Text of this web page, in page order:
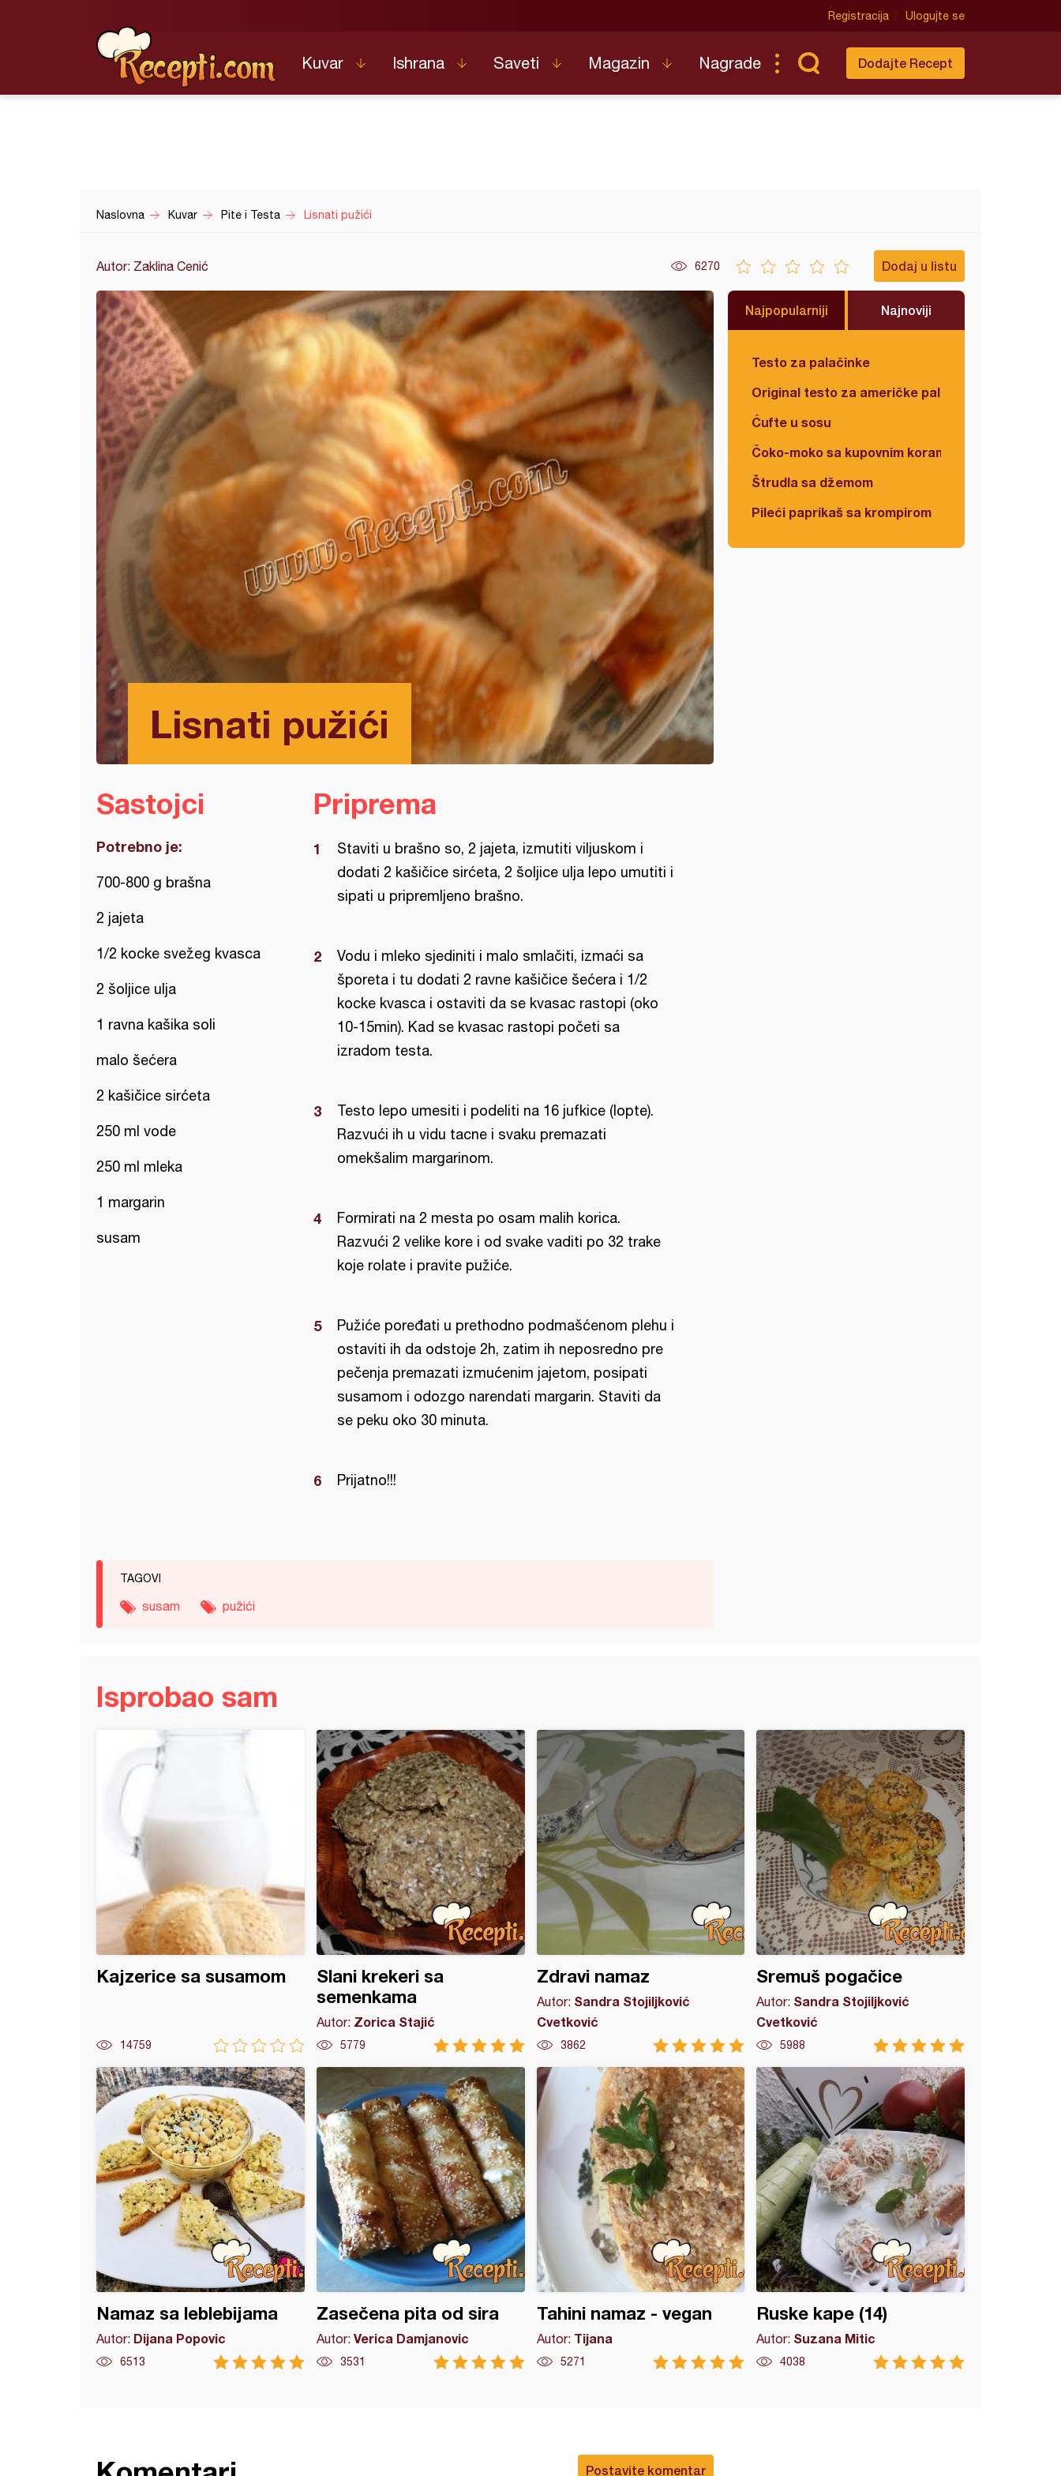
Registracija Ulogujte se
Kuvar Ishrana Saveti Magazin Nagrade Dodajte Recept
Naslovna Kuvar Pite i Testa Lisnati pužići
Autor: Zaklina Cenić 6270 Dodaj u listu
Lisnati pužići
Najpopularniji Najnoviji
Testo za palačinke
Original testo za američke palačinke
Ćufte u sosu
Čoko-moko sa kupovnim korama
Štrudla sa džemom
Pileći paprikaš sa krompirom
Sastojci
Potrebno je:
700-800 g brašna
2 jajeta
1/2 kocke svežeg kvasca
2 šoljice ulja
1 ravna kašika soli
malo šećera
2 kašičice sirćeta
250 ml vode
250 ml mleka
1 margarin
susam
Priprema
Staviti u brašno so, 2 jajeta, izmutiti viljuskom i
dodati 2 kašičice sirćeta, 2 šoljice ulja lepo umutiti i
sipati u pripremljeno brašno.
Vodu i mleko sjediniti i malo smlačiti, izmaći sa
šporeta i tu dodati 2 ravne kašičice šećera i 1/2
kocke kvasca i ostaviti da se kvasac rastopi (oko
10-15min). Kad se kvasac rastopi početi sa
izradom testa.
Testo lepo umesiti i podeliti na 16 jufkice (lopte).
Razvući ih u vidu tacne i svaku premazati
omekšalim margarinom.
Formirati na 2 mesta po osam malih korica.
Razvući 2 velike kore i od svake vaditi po 32 trake
koje rolate i pravite pužiće.
Pužiće poređati u prethodno podmašćenom plehu i
ostaviti ih da odstoje 2h, zatim ih neposredno pre
pečenja premazati izmućenim jajetom, posipati
susamom i odozgo narendati margarin. Staviti da
se peku oko 30 minuta.
Prijatno!!!
TAGOVI
susam pužići
Isprobao sam
Kajzerice sa susamom
14759
Slani krekeri sa
semenkama
Autor: Zorica Stajić
5779
Zdravi namaz
Autor: Sandra Stojiljković
Cvetković
3862
Sremuš pogačice
Autor: Sandra Stojiljković
Cvetković
5988
Namaz sa leblebijama
Autor: Dijana Popovic
6513
Zasečena pita od sira
Autor: Verica Damjanovic
3531
Tahini namaz - vegan
Autor: Tijana
5271
Ruske kape (14)
Autor: Suzana Mitic
4038
Postavite komentar